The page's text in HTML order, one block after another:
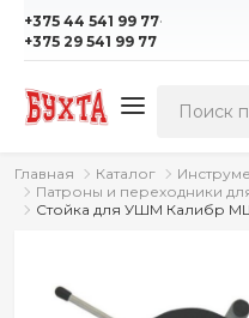
+375 44 541 99 77·
+375 29 541 99 77
Главная Каталог
Патроны и переходники
Стойка для УШМ Калибр